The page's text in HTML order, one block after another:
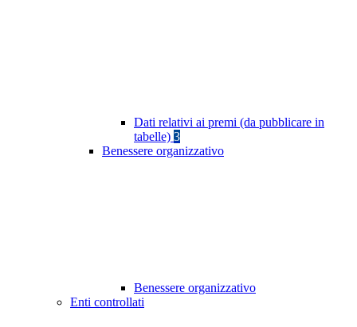
Dati relativi ai premi (da pubblicare in
tabelle) 3
Benessere organizzativo
Benessere organizzativo
Enti controllati